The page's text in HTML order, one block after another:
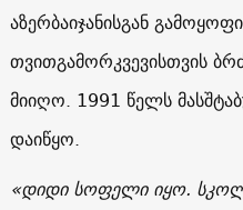
აზერბაიჯანისგან
თვითგამორკვევისთვის
მიიღო. 1991 წელს
დაიწყო.
«დიდი სოფელი იყო.